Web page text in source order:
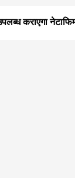
कराएगा